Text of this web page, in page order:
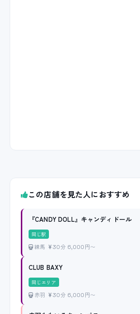
この店舗を見た人におすすめ
『CANDY DOLL』キャンディドール
同じ駅
練馬 30分 6,000円〜
CLUB BAXY
同じエリア
赤羽 30分 6,000円〜